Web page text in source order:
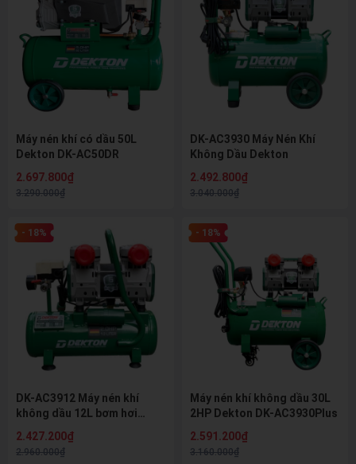
Máy nén khí có dầu 50L
Dekton DK-AC50DR
2.697.800₫
3.290.000₫
DK-AC3930 Máy Nén Khí
Không Dầu Dekton
2.492.800₫
3.040.000₫
- 18%
DK-AC3912 Máy nén khí
không dầu 12L bơm hơi
bản nâng cấp
2.427.200₫
2.960.000₫
- 18%
Máy nén khí không dầu 30L
2HP Dekton DK-AC3930Plus
2.591.200₫
3.160.000₫